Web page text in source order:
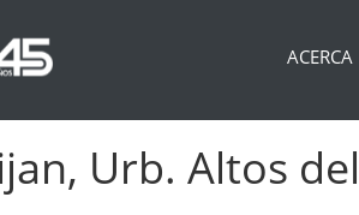
ACERCA
Urb. Altos